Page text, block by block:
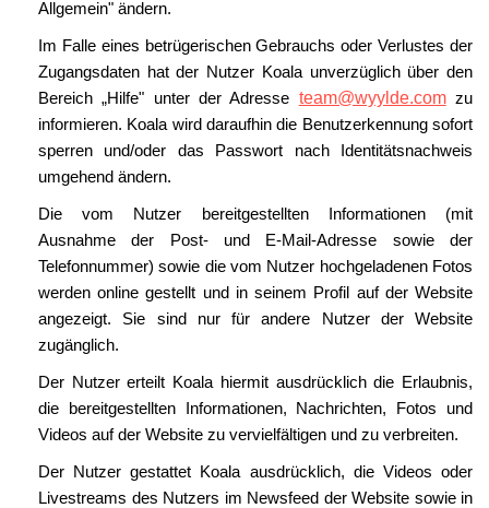
Allgemein" ändern.
Im Falle eines betrügerischen Gebrauchs oder Verlustes der
Zugangsdaten hat der Nutzer Koala unverzüglich über den
Bereich „Hilfe" unter der Adresse team@wyylde.com zu
informieren. Koala wird daraufhin die Benutzerkennung sofort
sperren und/oder das Passwort nach Identitätsnachweis
umgehend ändern.
Die vom Nutzer bereitgestellten Informationen (mit
Ausnahme der Post- und E-Mail-Adresse sowie der
Telefonnummer) sowie die vom Nutzer hochgeladenen Fotos
werden online gestellt und in seinem Profil auf der Website
angezeigt. Sie sind nur für andere Nutzer der Website
zugänglich.
Der Nutzer erteilt Koala hiermit ausdrücklich die Erlaubnis,
die bereitgestellten Informationen, Nachrichten, Fotos und
Videos auf der Website zu vervielfältigen und zu verbreiten.
Der Nutzer gestattet Koala ausdrücklich, die Videos oder
Livestreams des Nutzers im Newsfeed der Website sowie in